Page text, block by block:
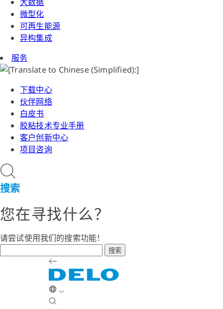
微型化
可再生能源
异构集成
服务
下载中心
伙伴网络
白皮书
胶粘技术专业手册
客户创新中心
项目咨询
搜索
您在寻找什么？
请尝试使用我们的搜索功能！
搜索